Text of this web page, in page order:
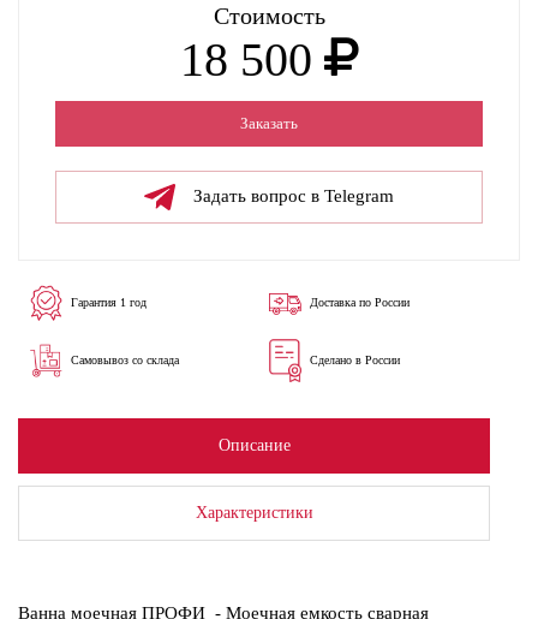
Стоимость
18 500
Заказать
Задать вопрос в Telegram
Гарантия 1 год Доставка по России
Самовывоз со склада Сделано в России
Описание
Характеристики
Ванна моечная ПРОФИ - Моечная емкость сварная